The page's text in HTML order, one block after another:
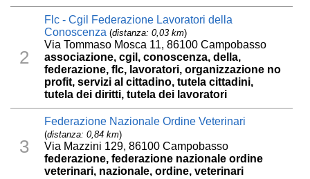
2
Flc - Cgil Federazione Lavoratori della
Conoscenza (distanza: 0,03 km)
Via Tommaso Mosca 11, 86100 Campobasso
associazione, cgil, conoscenza, della,
federazione, flc, lavoratori, organizzazione no
profit, servizi al cittadino, tutela cittadini,
tutela dei diritti, tutela dei lavoratori
3
Federazione Nazionale Ordine Veterinari
(distanza: 0,84 km)
Via Mazzini 129, 86100 Campobasso
federazione, federazione nazionale ordine
veterinari, nazionale, ordine, veterinari